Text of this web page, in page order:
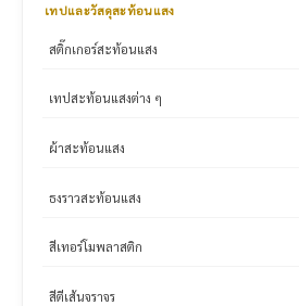
เทปและวัสดุสะท้อนแสง
สติ๊กเกอร์สะท้อนแสง
เทปสะท้อนแสงต่าง ๆ
ผ้าสะท้อนแสง
ธงราวสะท้อนแสง
สีเทอร์โมพลาสติก
สีตีเส้นจราจร